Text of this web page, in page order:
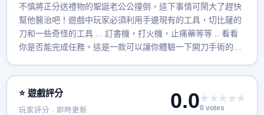
不慎將正分送禮物的聖誕老公公撞倒，這下事情可鬧大了趕快
幫他醫治吧！遊戲中玩家必須利用手邊現有的工具，切比薩的
刀和一些奇怪的工具 ... 訂書機，打火機，止痛藥等等 .. 看看
你是否能完成任務。這是一款可以讓你體驗一下開刀手術的感
聲)，不然就會提前到天堂了，所以要儘可能快速又正確的處理
⭐ 遊戲評分
玩家評分 · 即時更新 0.0★★★★★
0 votes